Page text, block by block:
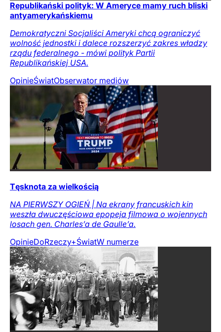
Republikański polityk: W Ameryce mamy ruch bliski
antyamerykańskiemu
Demokratyczni Socjaliści Ameryki chcą ograniczyć
wolność jednostki i dalece rozszerzyć zakres władzy
rządu federalnego - mówi polityk Partii
Republikańskiej USA.
OpinieŚwiatObserwator mediów
Tęsknota za wielkością
NA PIERWSZY OGIEŃ | Na ekrany francuskich kin
weszła dwuczęściowa epopeja filmowa o wojennych
losach gen. Charles’a de Gaulle’a.
OpinieDoRzeczy+ŚwiatW numerze